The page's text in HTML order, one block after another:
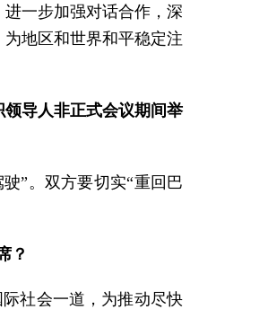
一步加强对话合作，深
地区和世界和平稳定注
导人非正式会议期间举
”。双方要切实“重回巴
？
社会一道，为推动尽快